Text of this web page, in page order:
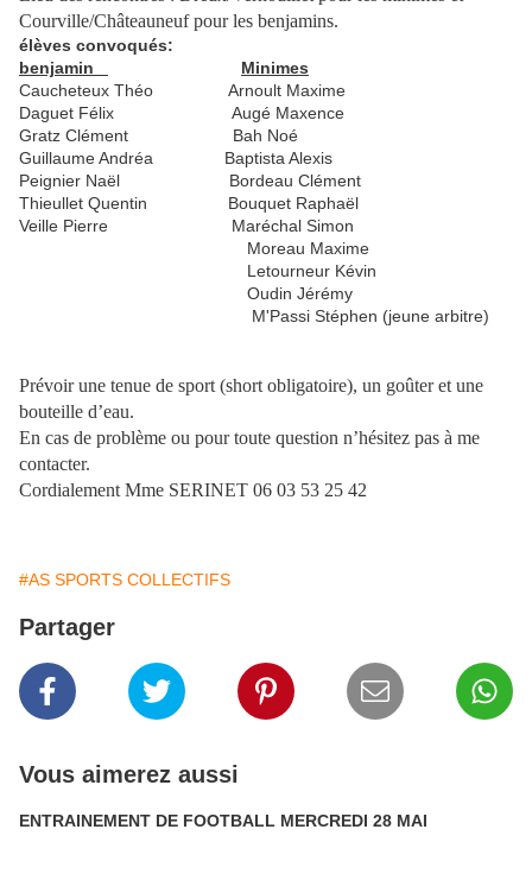
Courville/Châteauneuf pour les benjamins.
élèves convoqués:
benjamin
Minimes
Caucheteux Théo Arnoult Maxime
Daguet Félix Augé Maxence
Gratz Clément Bah Noé
Guillaume Andréa Baptista Alexis
Peignier Naël Bordeau Clément
Thieullet Quentin Bouquet Raphaël
Veille Pierre Maréchal Simon
Moreau Maxime
Letourneur Kévin
Oudin Jérémy
M'Passi Stéphen (jeune arbitre)
Prévoir une tenue de sport (short obligatoire), un goûter et une
bouteille d’eau.
En cas de problème ou pour toute question n’hésitez pas à me
contacter.
Cordialement Mme SERINET 06 03 53 25 42
#AS SPORTS COLLECTIFS
Partager
Vous aimerez aussi
ENTRAINEMENT DE FOOTBALL MERCREDI 28 MAI